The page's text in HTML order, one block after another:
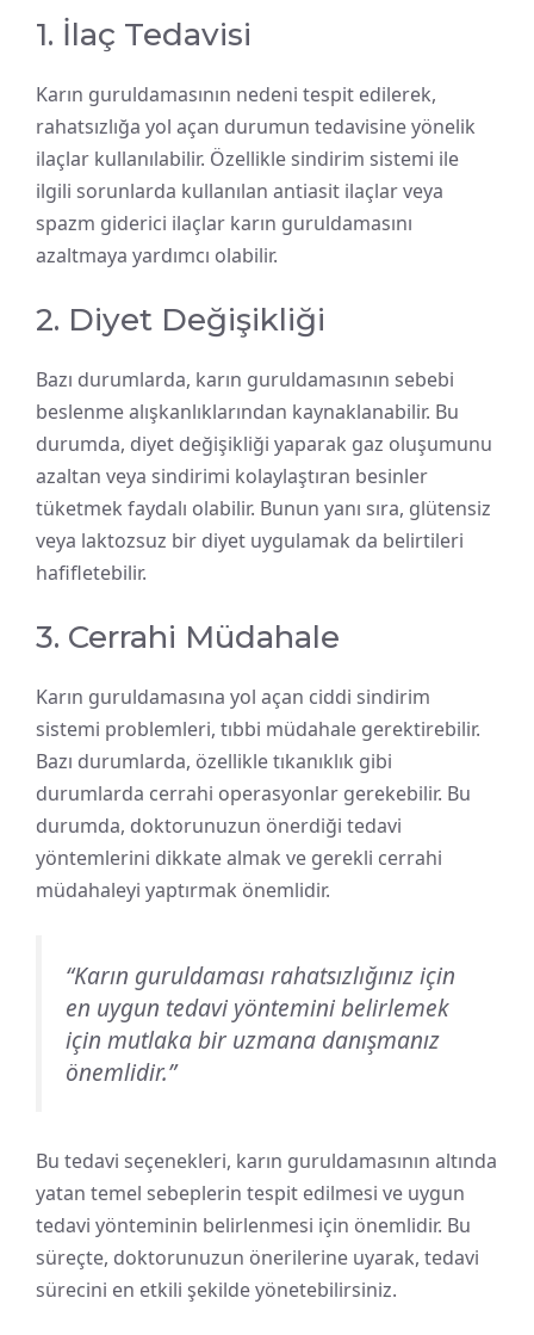
1. İlaç Tedavisi
Karın guruldamasının nedeni tespit edilerek,
rahatsızlığa yol açan durumun tedavisine yönelik
ilaçlar kullanılabilir. Özellikle sindirim sistemi ile
ilgili sorunlarda kullanılan antiasit ilaçlar veya
spazm giderici ilaçlar karın guruldamasını
azaltmaya yardımcı olabilir.
2. Diyet Değişikliği
Bazı durumlarda, karın guruldamasının sebebi
beslenme alışkanlıklarından kaynaklanabilir. Bu
durumda, diyet değişikliği yaparak gaz oluşumunu
azaltan veya sindirimi kolaylaştıran besinler
tüketmek faydalı olabilir. Bunun yanı sıra, glütensiz
veya laktozsuz bir diyet uygulamak da belirtileri
hafifletebilir.
3. Cerrahi Müdahale
Karın guruldamasına yol açan ciddi sindirim
sistemi problemleri, tıbbi müdahale gerektirebilir.
Bazı durumlarda, özellikle tıkanıklık gibi
durumlarda cerrahi operasyonlar gerekebilir. Bu
durumda, doktorunuzun önerdiği tedavi
yöntemlerini dikkate almak ve gerekli cerrahi
müdahaleyi yaptırmak önemlidir.
“Karın guruldaması rahatsızlığınız için
en uygun tedavi yöntemini belirlemek
için mutlaka bir uzmana danışmanız
önemlidir.”
Bu tedavi seçenekleri, karın guruldamasının altında
yatan temel sebeplerin tespit edilmesi ve uygun
tedavi yönteminin belirlenmesi için önemlidir. Bu
süreçte, doktorunuzun önerilerine uyarak, tedavi
sürecini en etkili şekilde yönetebilirsiniz.